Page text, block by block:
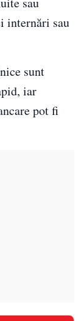
internări sau
sunt
iar
pot fi